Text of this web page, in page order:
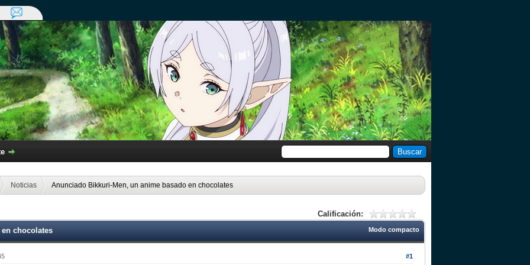
Noticias Anunciado Bikkuri-Men, un anime basado en chocolates
Calificación:
Modo compacto
chocolates
#1